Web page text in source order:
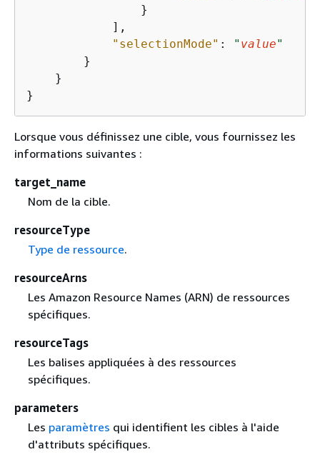
                }
            ],
"selectionMode" : " value"
        }
    }
}
Lorsque vous définissez une cible, vous fournissez les
informations suivantes :
target_name
Nom de la cible.
resourceType
Type de ressource.
resourceArns
Les Amazon Resource Names (ARN) de ressources
spécifiques.
resourceTags
Les balises appliquées à des ressources
spécifiques.
parameters
Les paramètres qui identifient les cibles à l'aide
d'attributs spécifiques.